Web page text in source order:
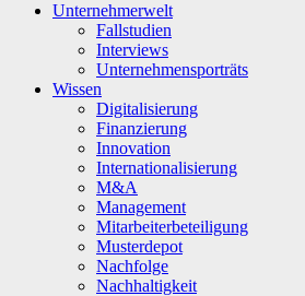
Unternehmerwelt
Fallstudien
Interviews
Unternehmensporträts
Wissen
Digitalisierung
Finanzierung
Innovation
Internationalisierung
M&A
Management
Mitarbeiterbeteiligung
Musterdepot
Nachfolge
Nachhaltigkeit